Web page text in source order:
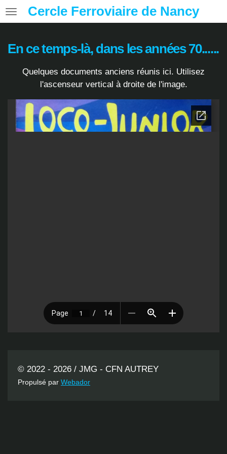
Passer
au
principal
Cercle Ferroviaire de Nancy
En ce temps-là, dans les années 70......
Quelques documents anciens réunis ici. Utilisez
l'ascenseur vertical à droite de l'image.
© 2022 - 2026 / JMG - CFN AUTREY
Propulsé par Webador